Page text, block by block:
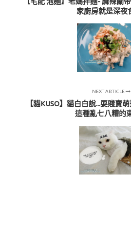
家廚房就是深夜
NEXT ARTICLE
【貓KUSO】貓白白說...耍賤賣
這種亂七八糟的